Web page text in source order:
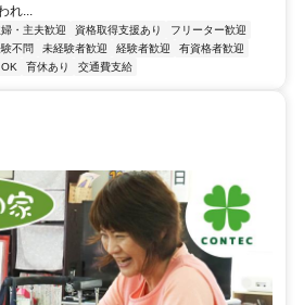
...
婦・主夫歓迎 資格取得支援あり
フリーター歓迎
不問 未経験者歓迎 経験者歓迎
有資格者歓迎
育休あり 交通費支給